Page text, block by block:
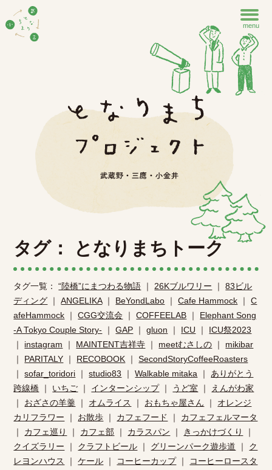
menu
タグ： となりまちトーク
タグ一覧：“陸橋”にまつわる物語 ｜ 26Kブルワリー ｜83ビル
ディング ｜ANGELIKA｜ BeYondLabo ｜Cafe Hammock ｜C
afeHammock ｜CGG交流会 ｜COFFEELAB ｜ Elephant Song
-A Tokyo Couple Story- ｜GAP ｜gluon ｜ ICU ｜ ICU祭2023
｜ instagram ｜ MAINTENT吉祥寺 ｜ meetむさしの ｜ mikibar
｜ PARITALY ｜ RECOBOOK ｜SecondStoryCoffeeRoasters
｜sofar_toridori ｜studio83 ｜Walkable mitaka ｜ ありがとう
跨線橋 ｜ いちご ｜ インターンシップ｜ うど室 ｜
えんがわ家
｜ おざさの羊羹 ｜ オムライス ｜ おもちゃ屋さん ｜ オレンジ
カリフラワー ｜ お散歩 ｜ カフェフード ｜ カフェフェルマータ
｜ カフェ巡り ｜ カフェ部 ｜ カラスパン ｜ きっかけづくり
｜
クイズラリー ｜ クラフトビール ｜ グリーンパーク遊歩道 ｜ ク
レヨンハウス
｜ケール ｜ コーヒーカップ｜
コーヒーロースタ